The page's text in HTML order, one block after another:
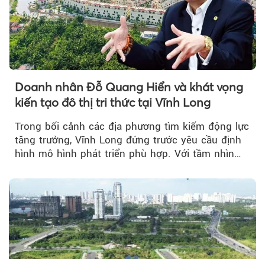
Doanh nhân Đỗ Quang Hiển và khát vọng
kiến tạo đô thị tri thức tại Vĩnh Long
Trong bối cảnh các địa phương tìm kiếm động lực
tăng trưởng, Vĩnh Long đứng trước yêu cầu định
hình mô hình phát triển phù hợp. Với tầm nhìn